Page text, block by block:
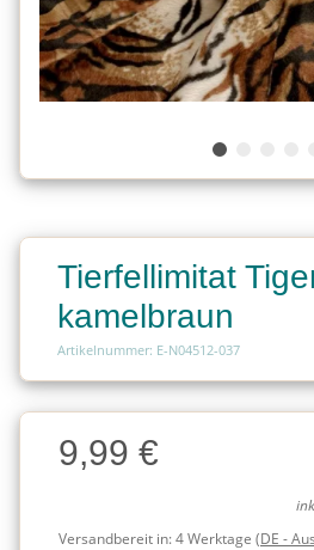
Tierfellimitat
kamelbraun
Artikelnummer: E-N04512-037
Charge
Charge9,99 €
Versandbereit in:4 Werktage (DE -